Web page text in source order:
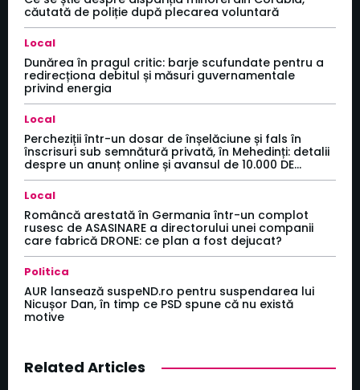
căutată de poliție după plecarea voluntară
Local
Dunărea în pragul critic: barje scufundate pentru a
redirecționa debitul și măsuri guvernamentale
privind energia
Local
Percheziții într-un dosar de înșelăciune și fals în
înscrisuri sub semnătură privată, în Mehedinți: detalii
despre un anunț online și avansul de 10.000 DE...
Local
Româncă arestată în Germania într-un complot
rusesc de ASASINARE a directorului unei companii
care fabrică DRONE: ce plan a fost dejucat?
Politica
AUR lansează suspeND.ro pentru suspendarea lui
Nicușor Dan, în timp ce PSD spune că nu există
motive
Related Articles